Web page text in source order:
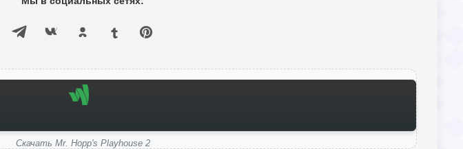
Скачать Mr. Hopp's Playhouse 2